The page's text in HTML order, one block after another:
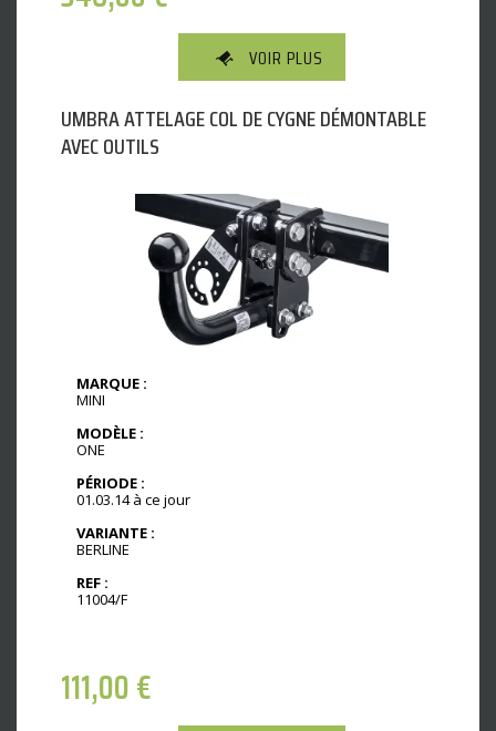
VOIR PLUS
UMBRA ATTELAGE COL DE CYGNE DÉMONTABLE
AVEC OUTILS
MARQUE :
MINI
MODÈLE :
ONE
PÉRIODE :
01.03.14 à ce jour
VARIANTE :
BERLINE
REF :
11004/F
111,00€